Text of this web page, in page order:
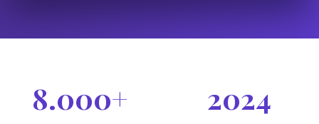
8.000+ 2024